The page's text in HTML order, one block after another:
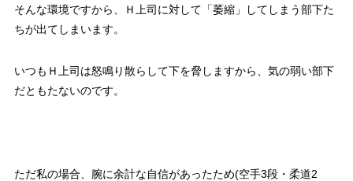
そんな環境ですから、Ｈ上司に対して「萎縮」してしまう部下た
ちが出てしまいます。
いつもＨ上司は怒鳴り散らして下を脅しますから、気の弱い部下
だともたないのです。
ただ私の場合、腕に余計な自信があったため(空手3段・柔道2